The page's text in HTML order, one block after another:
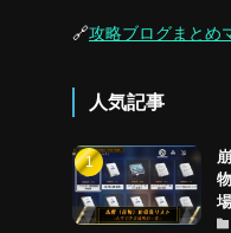
🔗攻略ブログまとめ
人気記事